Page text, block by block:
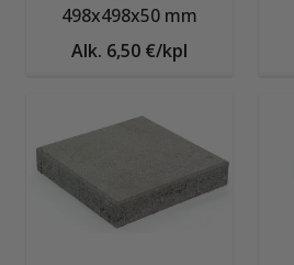
498x498x50 mm
Alk. 6,50 €/kpl